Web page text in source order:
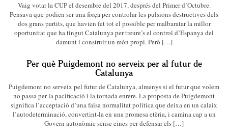
Vaig votar la CUP el desembre del 2017, després del Primer d’Octubre.
Pensava que podien ser una força per controlar les pulsions destructives dels
dos grans partits, que havien fet tot el possible per malbaratar la millor
oportunitat que ha tingut Catalunya per treure’s el control d’Espanya del
damunt i construir un món propi. Però […]
Per què Puigdemont no serveix per al futur de
Catalunya
Puigdemont no serveix pel futur de Catalunya, almenys si el futur que volem
no passa per la pacificació i la tornada enrere. La proposta de Puigdemont
significa l’acceptació d’una falsa normalitat política que deixa en un calaix
l’autodeterminació, convertint-la en una promesa etèria, i camina cap a un
Govern autonòmic sense eines per defensar els […]